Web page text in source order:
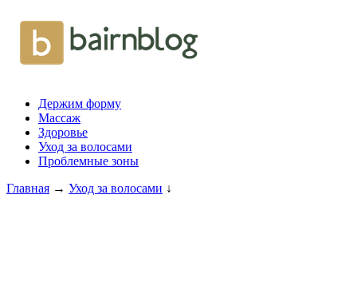
Держим форму
Массаж
Здоровье
Уход за волосами
Проблемные зоны
Главная → Уход за волосами ↓